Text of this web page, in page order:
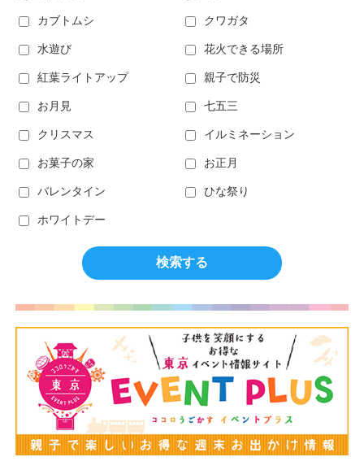
カブトムシ クワガタ
水遊び 花火できる場所
紅葉ライトアップ 親子で防災
お月見 七五三
クリスマス イルミネーション
お菓子の家 お正月
バレンタイン ひな祭り
ホワイトデー